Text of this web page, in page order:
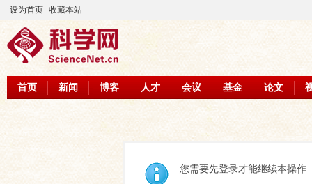
设为首页 收藏本站
首页 新闻 博客 人才 会议 基金 论文
您需要先登录才能继续本操作